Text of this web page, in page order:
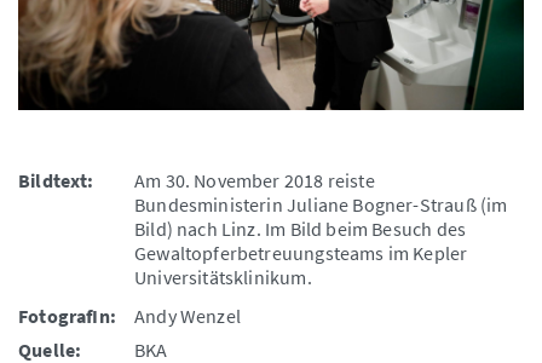
Bildtext:
Am 30. November 2018 reiste
Bundesministerin Juliane Bogner-Strauß (im
Bild) nach Linz. Im Bild beim Besuch des
Gewaltopferbetreuungsteams im Kepler
Universitätsklinikum.
FotografIn:
Andy Wenzel
Quelle:
BKA